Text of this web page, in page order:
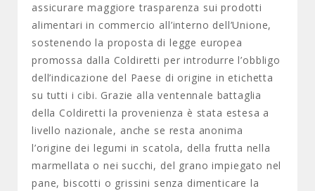
assicurare maggiore trasparenza sui prodotti
alimentari in commercio all’interno dell’Unione,
sostenendo la proposta di legge europea
promossa dalla Coldiretti per introdurre l’obbligo
dell’indicazione del Paese di origine in etichetta
su tutti i cibi. Grazie alla ventennale battaglia
della Coldiretti la provenienza è stata estesa a
livello nazionale, anche se resta anonima
l’origine dei legumi in scatola, della frutta nella
marmellata o nei succhi, del grano impiegato nel
pane, biscotti o grissini senza dimenticare la